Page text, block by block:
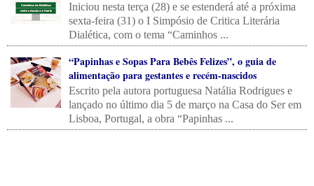
Iniciou nesta terça (28) e se estenderá até a próxima
sexta-feira (31) o I Simpósio de Critica Literária
Dialética, com o tema “Caminhos ...
“Papinhas e Sopas Para Bebês Felizes”, o guia de
alimentação para gestantes e recém-nascidos
Escrito pela autora portuguesa Natália Rodrigues e
lançado no último dia 5 de março na Casa do Ser em
Lisboa, Portugal, a obra “Papinhas ...